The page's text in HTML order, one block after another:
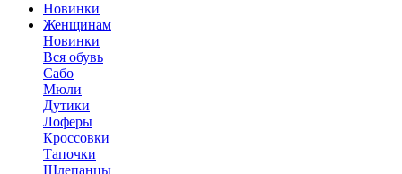
Новинки
Женщинам
Новинки
Вся обувь
Сабо
Мюли
Дутики
Лоферы
Кроссовки
Тапочки
Шлепанцы